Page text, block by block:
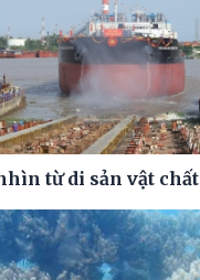
từ di sản vật chất